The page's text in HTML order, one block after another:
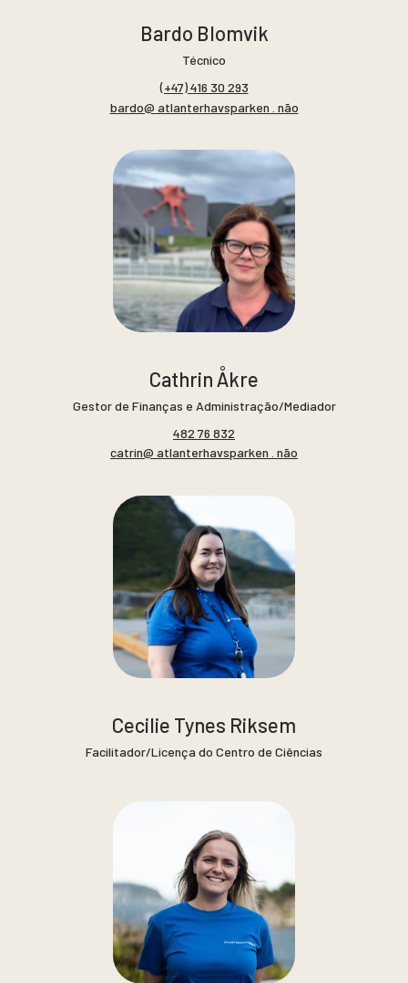
Bardo Blomvik
Técnico
(+47) 416 30 293
bardo@ atlanterhavsparken . não
Cathrin Åkre
Gestor de Finanças e Administração/Mediador
482 76 832
catrin@ atlanterhavsparken . não
Cecilie Tynes Riksem
Facilitador/Licença do Centro de Ciências